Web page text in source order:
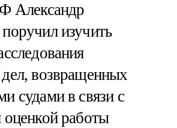
Александр
изучить
возвращенных
судами в связи с
оценкой работы